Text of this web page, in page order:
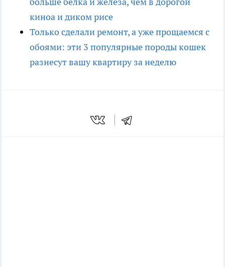
киноа и диком рисе
Только сделали ремонт, а уже прощаемся с
обоями: эти 3 популярные породы кошек
разнесут вашу квартиру за неделю